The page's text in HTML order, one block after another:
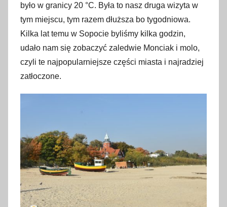
z
i
e
r
n
i
0
1
8
było w granicy 20 °C. Była to nasz druga wizyta w
tym miejscu, tym razem dłuższa bo tygodniowa.
Kilka lat temu w Sopocie byliśmy kilka godzin,
udało nam się zobaczyć zaledwie Monciak i molo,
czyli te najpopularniejsze części miasta i najradziej
zatłoczone.